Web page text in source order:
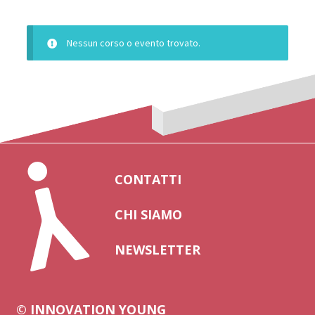
Nessun corso o evento trovato.
© INNOVATION YOUNG
CONTATTI
CHI SIAMO
NEWSLETTER